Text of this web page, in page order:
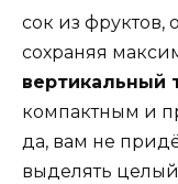
сок из
сохраняя
вертикальный
компактным и
да, вам не
выделять целый